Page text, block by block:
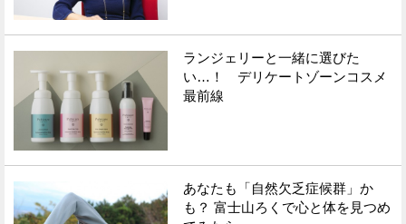
ランジェリーと一緒に選びた
い…！ デリケートゾーンコスメ
最前線
あなたも「自然欠乏症候群」か
も？ 富士山ろくで心と体を見つめ